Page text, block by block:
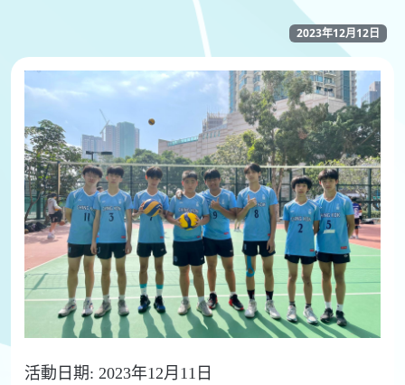
2023年12月12日
活動日期: 2023年12月11日